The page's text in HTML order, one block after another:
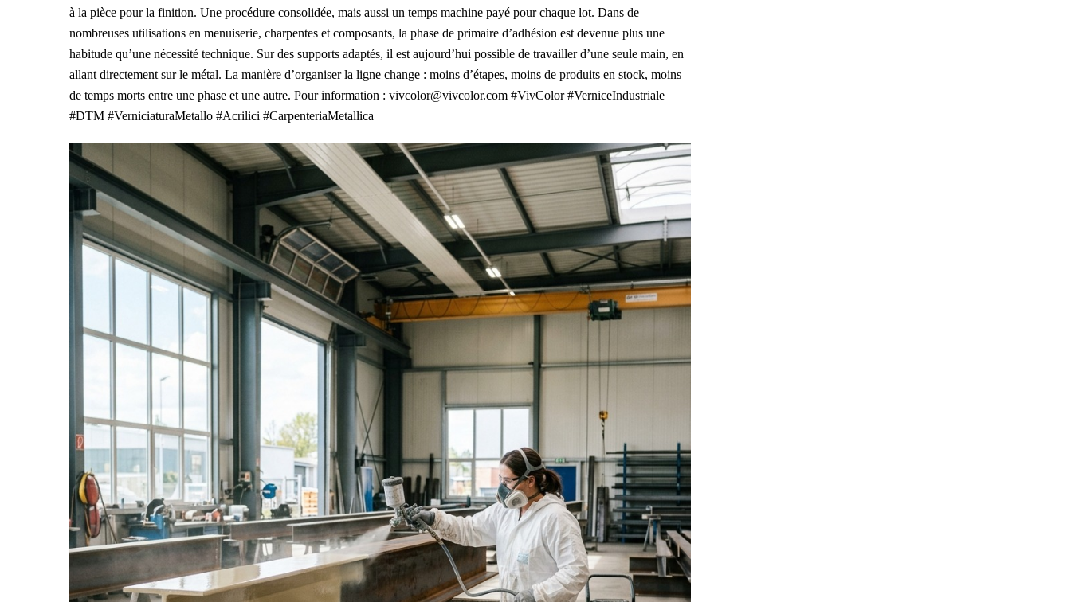
à la pièce pour la finition. Une procédure consolidée, mais aussi un temps machine payé pour chaque lot. Dans de
nombreuses utilisations en menuiserie, charpentes et composants, la phase de primaire d’adhésion est devenue plus une
habitude qu’une nécessité technique. Sur des supports adaptés, il est aujourd’hui possible de travailler d’une seule main, en
allant directement sur le métal. La manière d’organiser la ligne change : moins d’étapes, moins de produits en stock, moins
de temps morts entre une phase et une autre. Pour information : vivcolor@vivcolor.com #VivColor #VerniceIndustriale
#DTM #VerniciaturaMetallo #Acrilici #CarpenteriaMetallica